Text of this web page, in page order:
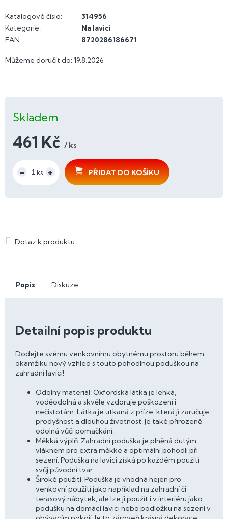
Můžeme doručit do: 19.8.2026
Skladem
461 Kč / ks
cena:
PŘIDAT DO KOŠÍKU
Katalogové číslo:
314956
Kategorie:
Na lavici
EAN: 8720286186671
Popis Diskuze
Detailní popis produktu
Dodejte svému venkovnímu obytnému prostoru během
okamžiku nový vzhled s touto pohodlnou poduškou na
zahradní lavici!
Odolný materiál: Oxfordská látka je lehká,
voděodolná a skvěle vzdoruje poškození i
nečistotám. Látka je utkaná z příze, která jí zaručuje
prodyšnost a dlouhou životnost. Je také přirozeně
odolná vůči pomačkání.
Měkká výplň: Zahradní poduška je plněná dutým
vláknem pro extra měkké a optimální pohodlí při
sezení. Poduška na lavici získá po každém použití
svůj původní tvar.
Široké použití: Poduška je vhodná nejen pro
venkovní použití jako například na zahradní či
terasový nábytek, ale lze ji použít i v interiéru jako
podušku na domácí lavici nebo podložku na sezení v